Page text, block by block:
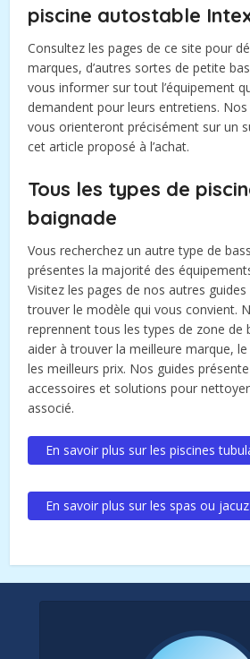
piscine autostable
Consultez les pages de ce site pour
marques, d’autres sortes de petite
vous informer sur tout l’équipement
demandent pour leurs entretiens.
vous orienteront précisément sur un
cet article proposé à l’achat.
Tous les types de
baignade
Vous recherchez un autre type de
présentes la majorité des
Visitez les pages de nos autres
trouver le modèle qui vous convient.
reprennent tous les types de zone de
aider à trouver la meilleure marque,
les meilleurs prix. Nos guides
accessoires et solutions pour
associé.
En savoir plus sur les piscines
En savoir plus sur les spas ou